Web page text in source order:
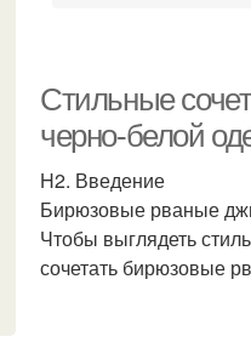
Стильные
черно-белой
H2. Введение
Бирюзовые рваные
Чтобы выглядеть
сочетать бирюзовые